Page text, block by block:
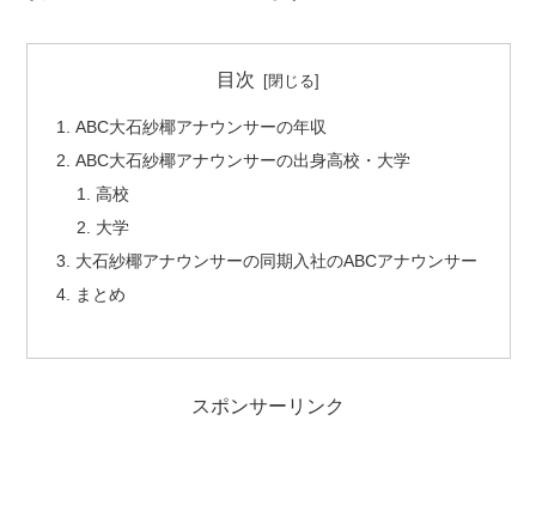
目次
ABC大石紗椰アナウンサーの年収
ABC大石紗椰アナウンサーの出身高校・大学
高校
大学
大石紗椰アナウンサーの同期入社のABCアナウンサー
まとめ
スポンサーリンク